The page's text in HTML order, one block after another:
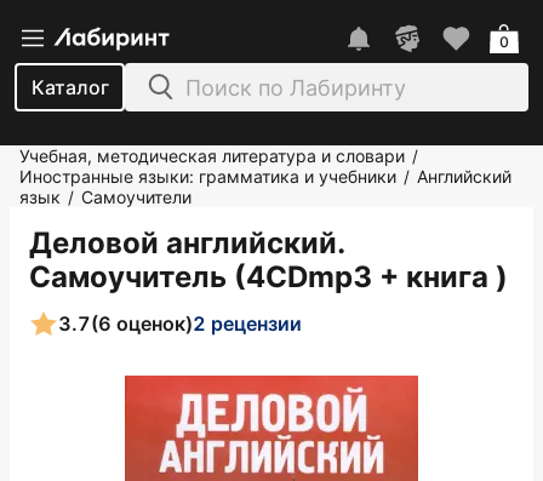
Каталог
0
Учебная, методическая литература и словари /
Иностранные языки: грамматика и учебники / Английский
язык / Самоучители
Деловой английский.
Самоучитель (4CDmp3 + книга )
3.7(6 оценок)2 рецензии